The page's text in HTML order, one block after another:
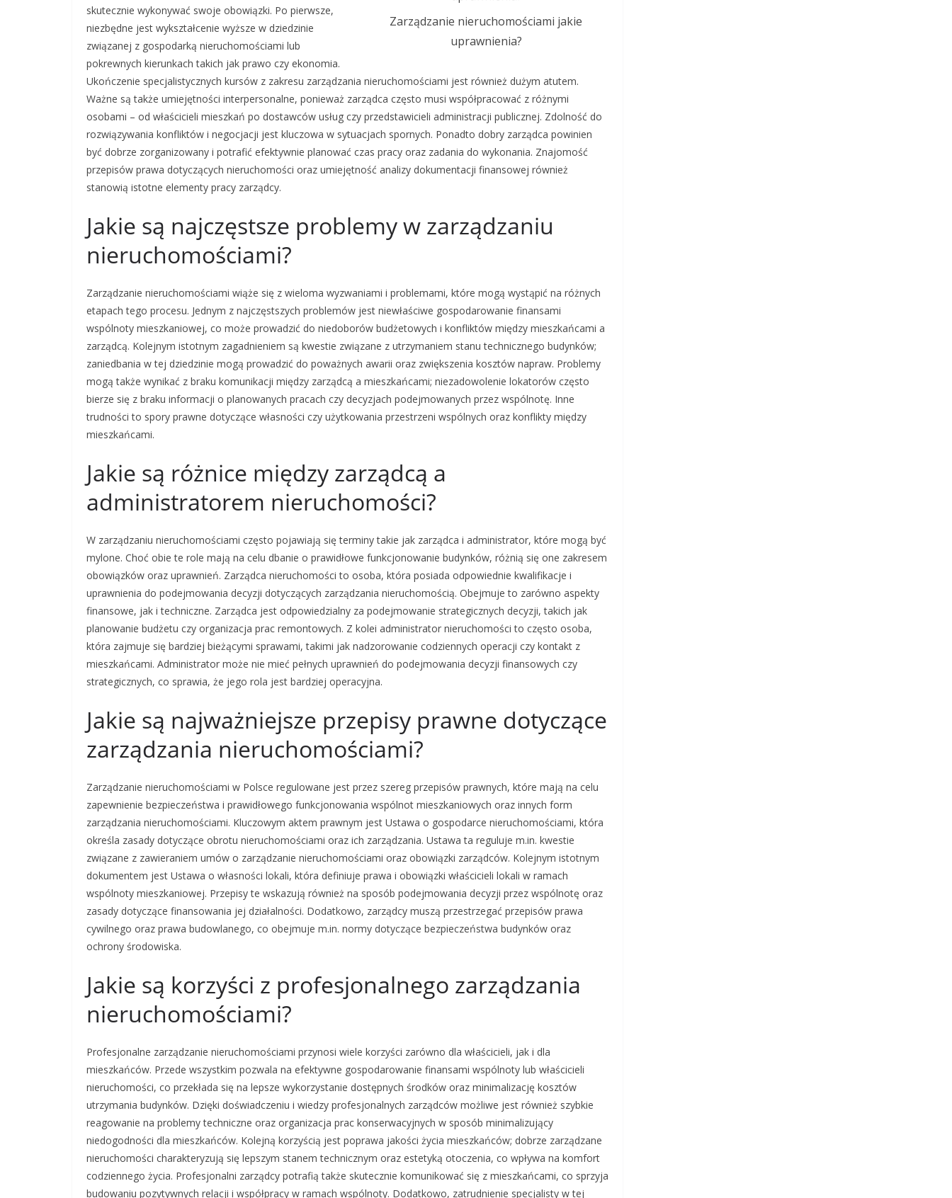
Zarządzanie nieruchomościami jakie
uprawnienia?
skutecznie wykonywać swoje obowiązki. Po pierwsze,
niezbędne jest wykształcenie wyższe w dziedzinie
związanej z gospodarką nieruchomościami lub
pokrewnych kierunkach takich jak prawo czy ekonomia.
Ukończenie specjalistycznych kursów z zakresu zarządzania nieruchomościami jest również dużym atutem.
Ważne są także umiejętności interpersonalne, ponieważ zarządca często musi współpracować z różnymi
osobami – od właścicieli mieszkań po dostawców usług czy przedstawicieli administracji publicznej. Zdolność do
rozwiązywania konfliktów i negocjacji jest kluczowa w sytuacjach spornych. Ponadto dobry zarządca powinien
być dobrze zorganizowany i potrafić efektywnie planować czas pracy oraz zadania do wykonania. Znajomość
przepisów prawa dotyczących nieruchomości oraz umiejętność analizy dokumentacji finansowej również
stanowią istotne elementy pracy zarządcy.
Jakie są najczęstsze problemy w zarządzaniu
nieruchomościami?
Zarządzanie nieruchomościami wiąże się z wieloma wyzwaniami i problemami, które mogą wystąpić na różnych
etapach tego procesu. Jednym z najczęstszych problemów jest niewłaściwe gospodarowanie finansami
wspólnoty mieszkaniowej, co może prowadzić do niedoborów budżetowych i konfliktów między mieszkańcami a
zarządcą. Kolejnym istotnym zagadnieniem są kwestie związane z utrzymaniem stanu technicznego budynków;
zaniedbania w tej dziedzinie mogą prowadzić do poważnych awarii oraz zwiększenia kosztów napraw. Problemy
mogą także wynikać z braku komunikacji między zarządcą a mieszkańcami; niezadowolenie lokatorów często
bierze się z braku informacji o planowanych pracach czy decyzjach podejmowanych przez wspólnotę. Inne
trudności to spory prawne dotyczące własności czy użytkowania przestrzeni wspólnych oraz konflikty między
mieszkańcami.
Jakie są różnice między zarządcą a
administratorem nieruchomości?
W zarządzaniu nieruchomościami często pojawiają się terminy takie jak zarządca i administrator, które mogą być
mylone. Choć obie te role mają na celu dbanie o prawidłowe funkcjonowanie budynków, różnią się one zakresem
obowiązków oraz uprawnień. Zarządca nieruchomości to osoba, która posiada odpowiednie kwalifikacje i
uprawnienia do podejmowania decyzji dotyczących zarządzania nieruchomością. Obejmuje to zarówno aspekty
finansowe, jak i techniczne. Zarządca jest odpowiedzialny za podejmowanie strategicznych decyzji, takich jak
planowanie budżetu czy organizacja prac remontowych. Z kolei administrator nieruchomości to często osoba,
która zajmuje się bardziej bieżącymi sprawami, takimi jak nadzorowanie codziennych operacji czy kontakt z
mieszkańcami. Administrator może nie mieć pełnych uprawnień do podejmowania decyzji finansowych czy
strategicznych, co sprawia, że jego rola jest bardziej operacyjna.
Jakie są najważniejsze przepisy prawne dotyczące
zarządzania nieruchomościami?
Zarządzanie nieruchomościami w Polsce regulowane jest przez szereg przepisów prawnych, które mają na celu
zapewnienie bezpieczeństwa i prawidłowego funkcjonowania wspólnot mieszkaniowych oraz innych form
zarządzania nieruchomościami. Kluczowym aktem prawnym jest Ustawa o gospodarce nieruchomościami, która
określa zasady dotyczące obrotu nieruchomościami oraz ich zarządzania. Ustawa ta reguluje m.in. kwestie
związane z zawieraniem umów o zarządzanie nieruchomościami oraz obowiązki zarządców. Kolejnym istotnym
dokumentem jest Ustawa o własności lokali, która definiuje prawa i obowiązki właścicieli lokali w ramach
wspólnoty mieszkaniowej. Przepisy te wskazują również na sposób podejmowania decyzji przez wspólnotę oraz
zasady dotyczące finansowania jej działalności. Dodatkowo, zarządcy muszą przestrzegać przepisów prawa
cywilnego oraz prawa budowlanego, co obejmuje m.in. normy dotyczące bezpieczeństwa budynków oraz
ochrony środowiska.
Jakie są korzyści z profesjonalnego zarządzania
nieruchomościami?
Profesjonalne zarządzanie nieruchomościami przynosi wiele korzyści zarówno dla właścicieli, jak i dla
mieszkańców. Przede wszystkim pozwala na efektywne gospodarowanie finansami wspólnoty lub właścicieli
nieruchomości, co przekłada się na lepsze wykorzystanie dostępnych środków oraz minimalizację kosztów
utrzymania budynków. Dzięki doświadczeniu i wiedzy profesjonalnych zarządców możliwe jest również szybkie
reagowanie na problemy techniczne oraz organizacja prac konserwacyjnych w sposób minimalizujący
niedogodności dla mieszkańców. Kolejną korzyścią jest poprawa jakości życia mieszkańców; dobrze zarządzane
nieruchomości charakteryzują się lepszym stanem technicznym oraz estetyką otoczenia, co wpływa na komfort
codziennego życia. Profesjonalni zarządcy potrafią także skutecznie komunikować się z mieszkańcami, co sprzyja
budowaniu pozytywnych relacji i współpracy w ramach wspólnoty. Dodatkowo, zatrudnienie specjalisty w tej